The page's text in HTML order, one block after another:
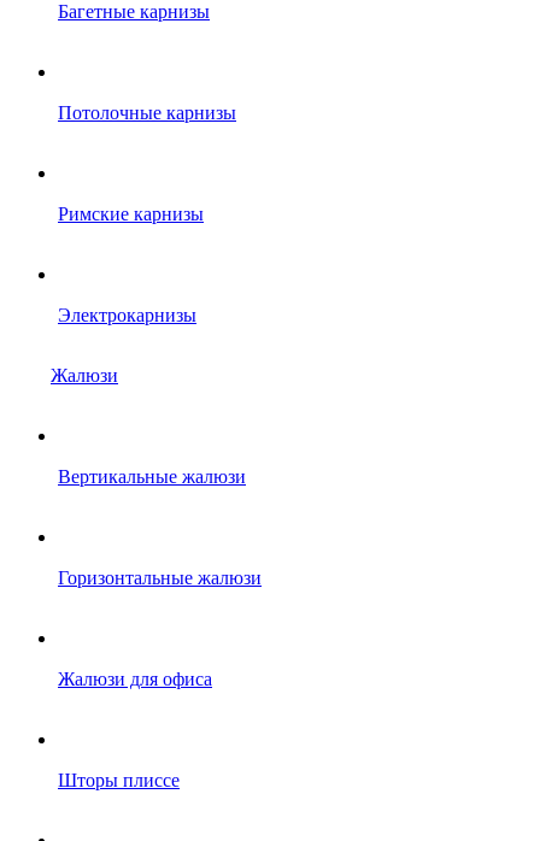
Багетные карнизы
Потолочные карнизы
Римские карнизы
Электрокарнизы
Жалюзи
Вертикальные жалюзи
Горизонтальные жалюзи
Жалюзи для офиса
Шторы плиссе